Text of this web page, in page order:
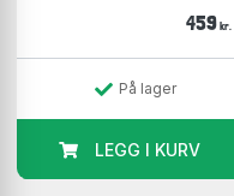
459 kr.
På lager
LEGG I KURV